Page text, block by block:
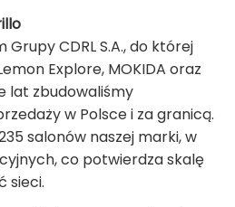
CDRL S.A., do której
Explore, MOKIDA oraz
lat zbudowaliśmy
w Polsce i za granicą.
salonów naszej marki, w
co potwierdza skalę
sieci.